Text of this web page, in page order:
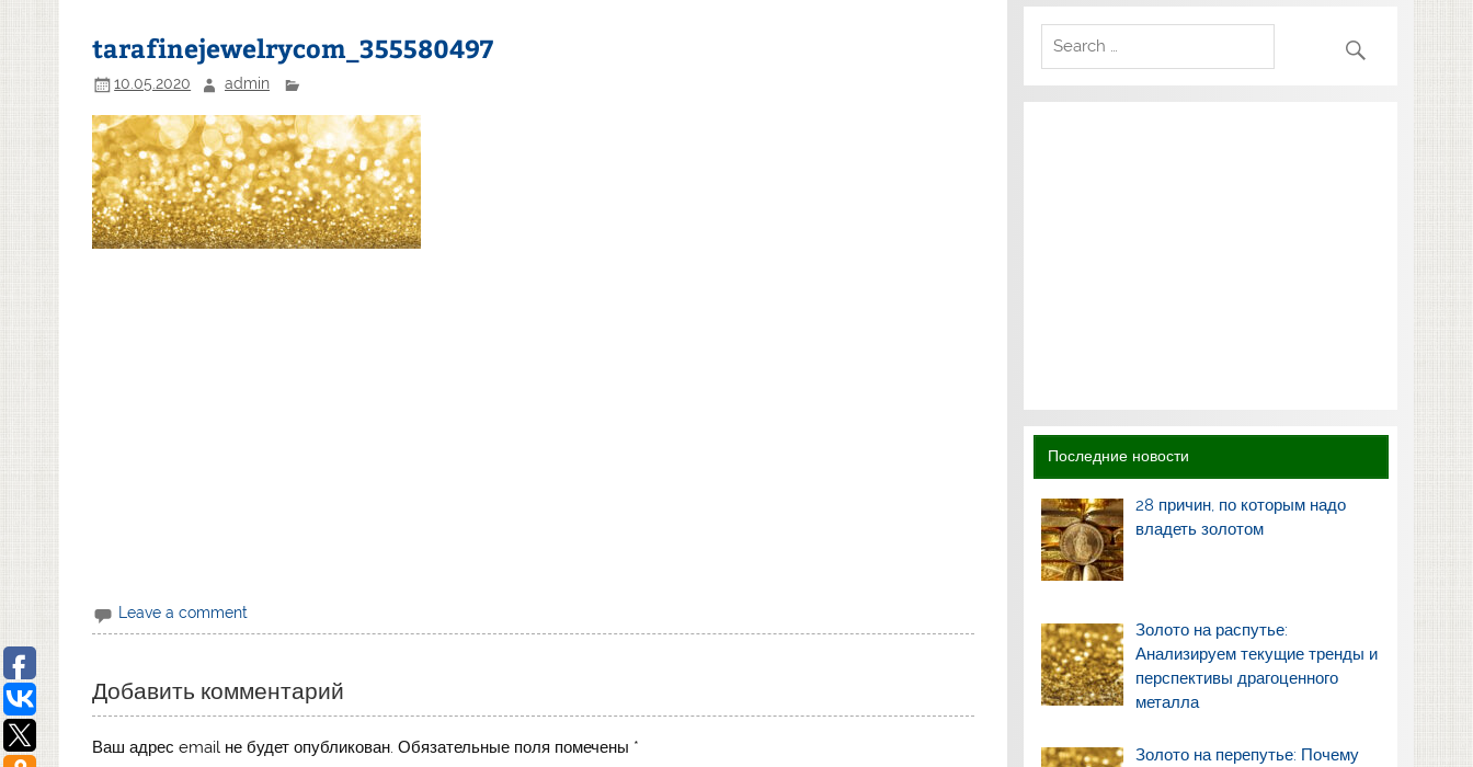
tarafinejewelrycom_355580497
10.05.2020 admin
Leave a comment
Добавить комментарий
Ваш адрес email не будет опубликован. Обязательные поля помечены *
Последние новости
28 причин, по которым надо
владеть золотом
Золото на распутье:
Анализируем текущие тренды и
перспективы драгоценного
металла
Золото на перепутье: Почему